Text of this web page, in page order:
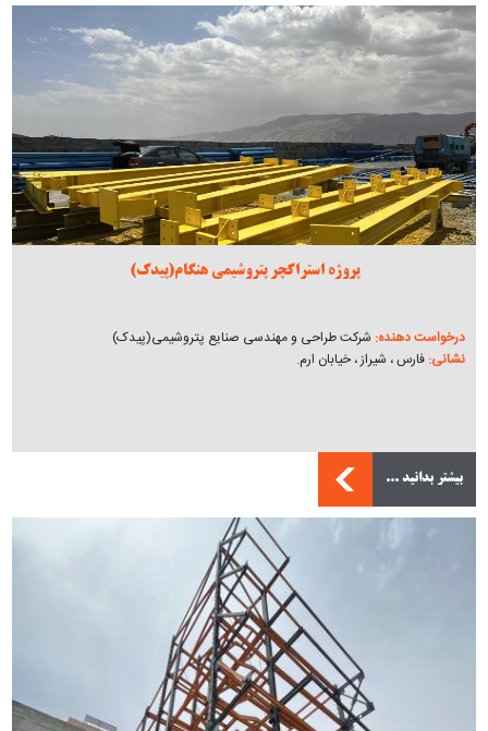
پروژه استراکچر پتروشیمی هنگام(پیدک)
درخواست دهنده: شرکت طراحی و مهندسی صنایع پتروشیمی(پیدک)
نشانی:فارس ، شیراز ، خیابان ارم.
بیشتر بدانید ...